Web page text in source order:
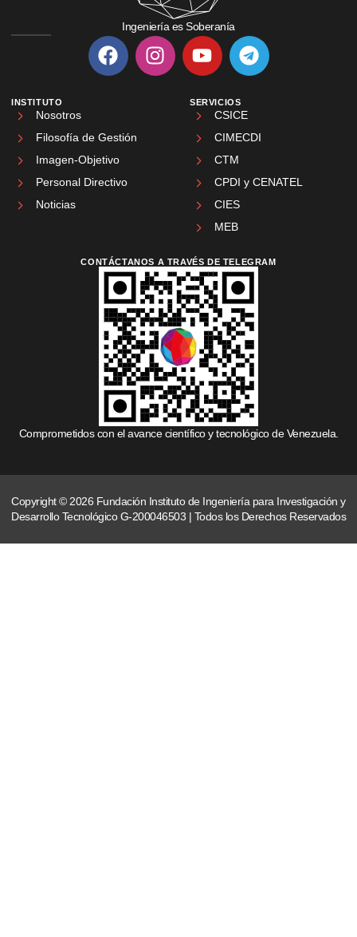
Ingeniería es Soberanía
INSTITUTO
Nosotros
Filosofía de Gestión
Imagen-Objetivo
Personal Directivo
Noticias
SERVICIOS
CSICE
CIMECDI
CTM
CPDI y CENATEL
CIES
MEB
CONTÁCTANOS A TRAVÉS DE TELEGRAM
Comprometidos con el avance científico y tecnológico de Venezuela.
Copyright © 2026 Fundación Instituto de Ingeniería para Investigación y
Desarrollo Tecnológico G-200046503 | Todos los Derechos Reservados